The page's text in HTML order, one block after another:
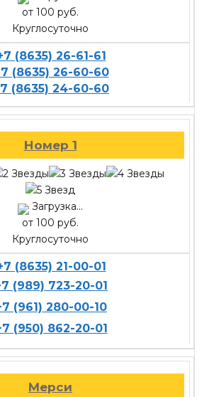
от 100 руб.
Круглосуточно
(8635) 26-61-61
(8635) 26-60-60
(8635) 24-60-60
Номер 1
Загрузка...
от 100 руб.
Круглосуточно
(8635) 21-00-01
(989) 723-20-01
(961) 280-00-10
(950) 862-20-01
Мерси